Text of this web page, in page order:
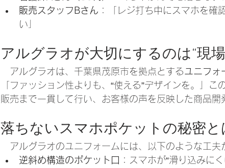
販売スタッフBさん ：「レジ打ち中にスマホを確
い」
アルグラオが大切にするのは“現
アルグラオは、千葉県茂原市を拠点とする ユニフォ
「ファッション性よりも、“使える”デザインを。」こ
販売まで一貫して行い、お客様の声を反映した商品開
落ちないスマホポケットの秘密と
アルグラオのユニフォームには、以下のような工夫
逆斜め構造のポケット口
：スマホが“滑り込みに